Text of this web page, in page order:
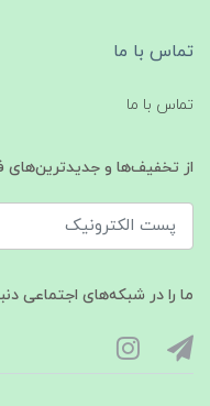
تماس با ما
تماس با ما
از تخفیف‌ها و جدیدترین‌های
ما را در شبکه‌های اجتماعی